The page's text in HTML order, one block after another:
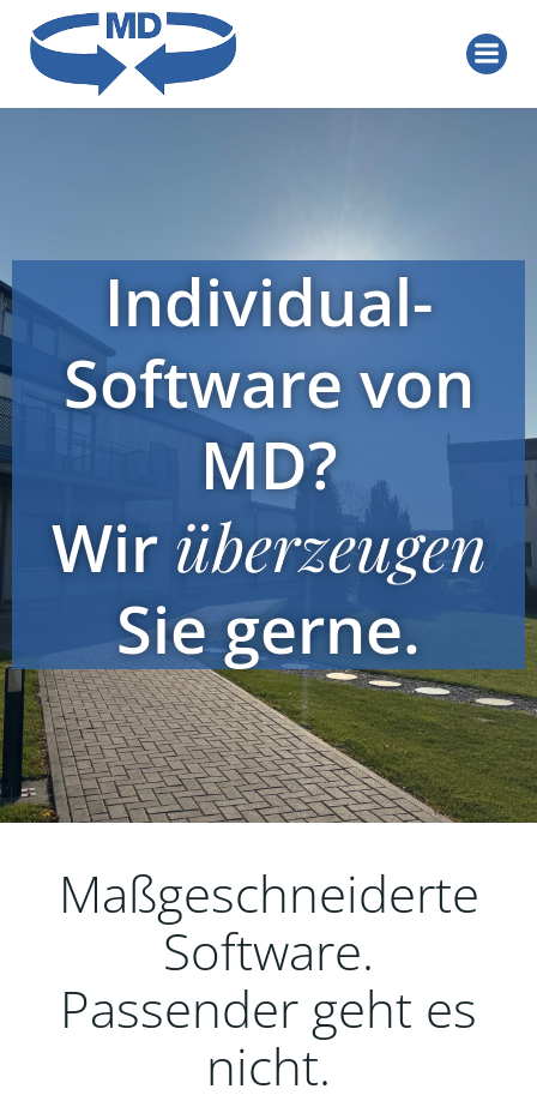
Individual-
Software von
MD?
Wir überzeugen
Sie gerne.
Maßgeschneiderte
Software.
Passender geht es
nicht.